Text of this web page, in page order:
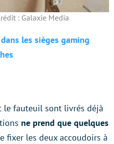
: Galaxie Media
les sièges gaming
le fauteuil sont livrés déjà
ne prend que quelques
fixer les deux accoudoirs à